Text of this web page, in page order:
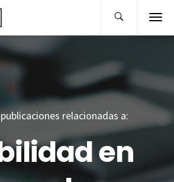
relacionadas a:
en